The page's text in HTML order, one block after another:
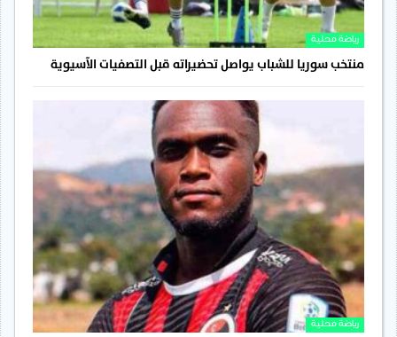
رياضة محلية
منتخب سوريا للشباب يواصل تحضيراته قبل التصفيات الآسيوية
رياضة محلية